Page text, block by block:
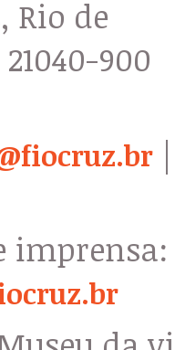
Rio de
900
|
imprensa: